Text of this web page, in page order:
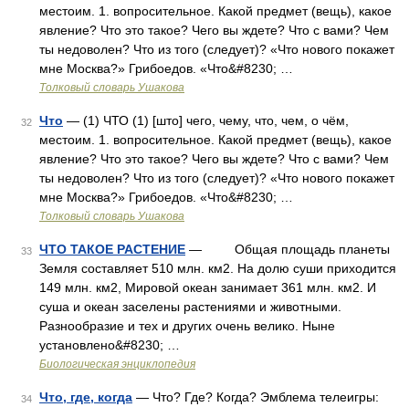
местоим. 1. вопросительное. Какой предмет (вещь), какое
явление? Что это такое? Чего вы ждете? Что с вами? Чем
ты недоволен? Что из того (следует)? «Что нового покажет
мне Москва?» Грибоедов. «Что&#8230; …
Толковый словарь Ушакова
32 Что — (1) ЧТО (1) [што] чего, чему, что, чем, о чём,
местоим. 1. вопросительное. Какой предмет (вещь), какое
явление? Что это такое? Чего вы ждете? Что с вами? Чем
ты недоволен? Что из того (следует)? «Что нового покажет
мне Москва?» Грибоедов. «Что&#8230; …
Толковый словарь Ушакова
33 ЧТО ТАКОЕ РАСТЕНИЕ — Общая площадь планеты
Земля составляет 510 млн. км2. На долю суши приходится
149 млн. км2, Мировой океан занимает 361 млн. км2. И
суша и океан заселены растениями и животными.
Разнообразие и тех и других очень велико. Ныне
установлено&#8230; …
Биологическая энциклопедия
34 Что, где, когда — Что? Где? Когда? Эмблема телеигры: